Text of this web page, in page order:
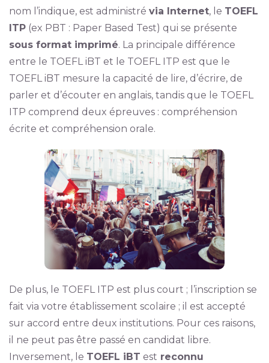
nom l’indique, est administré via Internet, le TOEFL
ITP(ex PBT : Paper Based Test) qui se présente
sous format imprimé. La principale différence
entre le TOEFL iBT et le TOEFL ITP est que le
TOEFL iBT mesure la capacité de lire, d’écrire, de
parler et d’écouter en anglais, tandis que le TOEFL
ITP comprend deux épreuves : compréhension
écrite et compréhension orale.
De plus, le TOEFL ITP est plus court ; l’inscription se
fait via votre établissement scolaire ; il est accepté
sur accord entre deux institutions. Pour ces raisons,
il ne peut pas être passé en candidat libre.
Inversement, le TOEFL iBT est reconnu